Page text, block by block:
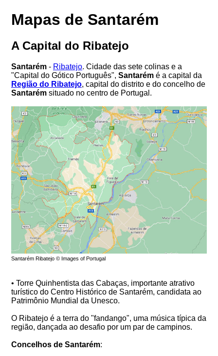
Mapas de Santarém
A Capital do Ribatejo
Santarém - Ribatejo. Cidade das sete colinas e a
"Capital do Gótico Português", Santarém é a capital da
Região do Ribatejo, capital do distrito e do concelho de
Santarém situado no centro de Portugal.
Santarém Ribatejo © Images of Portugal
• Torre Quinhentista das Cabaças, importante atrativo
turístico do Centro Histórico de Santarém, candidata ao
Patrimônio Mundial da Unesco.
O Ribatejo é a terra do "fandango", uma música típica da
região, dançada ao desafio por um par de campinos.
Concelhos de Santarém: